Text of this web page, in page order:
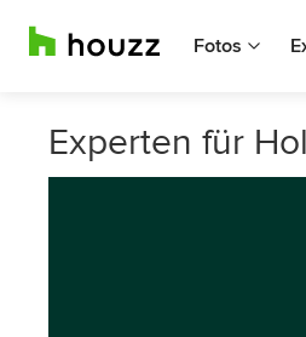
Fotos
Experten für